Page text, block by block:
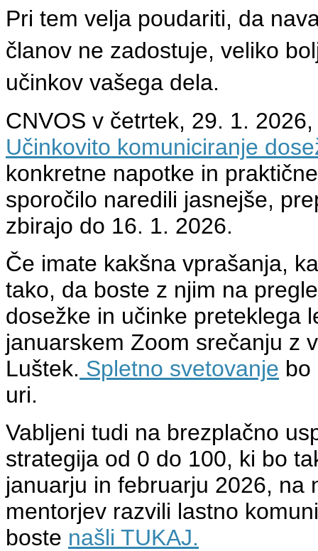
Pri tem velja poudariti, da
članov ne zadostuje, veliko
učinkov vašega dela.
CNVOS v četrtek, 29. 1.
Učinkovito komuniciranje
konkretne napotke in
sporočilo naredili jasnejše,
zbirajo do 16. 1. 2026.
Če imate kakšna vprašanja,
tako, da boste z njim na
dosežke in učinke preteklega
januarskem Zoom srečanju z
Luštek. Spletno svetovanje bo
uri.
Vabljeni tudi na brezplačno
strategija od 0 do 100, ki bo
januarju in februarju 2026, na
mentorjev razvili lastno
boste našli TUKAJ.